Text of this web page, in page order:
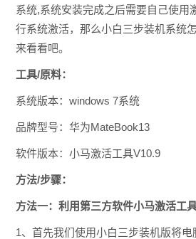
系统,系统安装完成之后需要自己使用
行系统激活，那么小白三步装机系统
来看看吧。
工具/原料：
系统版本：windows 7系统
品牌型号：华为MateBook13
软件版本：小马激活工具V10.9
方法/步骤：
方法一：利用第三方软件小马激活工
1、首先我们使用小白三步装机版将电